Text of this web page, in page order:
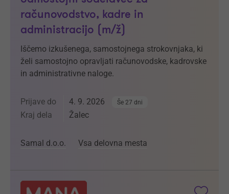
računovodstvo, kadre in
administracijo (m/ž)
Iščemo izkušenega, samostojnega strokovnjaka, ki
želi samostojno opravljati računovodske, kadrovske
in administrativne naloge.
Prijave do 4. 9. 2026 Še 27 dni
Kraj dela Žalec
Samal d.o.o. Vsa delovna mesta